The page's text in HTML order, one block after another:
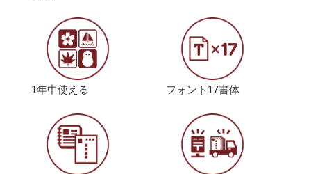
1年中使える フォント17書体